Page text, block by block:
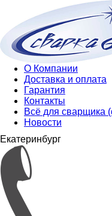
О Компании
Доставка и оплата
Гарантия
Контакты
Всё для сварщика
Новости
Екатеринбург